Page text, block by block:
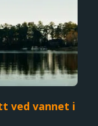
ved vannet i